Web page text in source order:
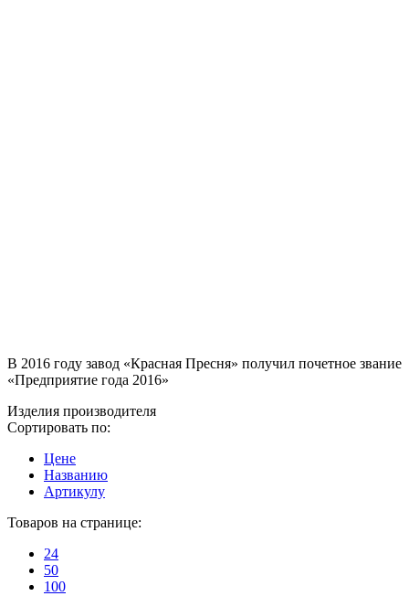
В 2016 году завод «Красная Пресня» получил почетное звание
«Предприятие года 2016»
Изделия производителя
Сортировать по:
Цене
Названию
Артикулу
Товаров на странице:
24
50
100